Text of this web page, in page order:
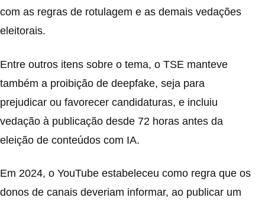
com as regras de rotulagem e as demais vedações
eleitorais.
Entre outros itens sobre o tema, o TSE manteve
também a proibição de deepfake, seja para
prejudicar ou favorecer candidaturas, e incluiu
vedação à publicação desde 72 horas antes da
eleição de conteúdos com IA.
Em 2024, o YouTube estabeleceu como regra que os
donos de canais deveriam informar, ao publicar um